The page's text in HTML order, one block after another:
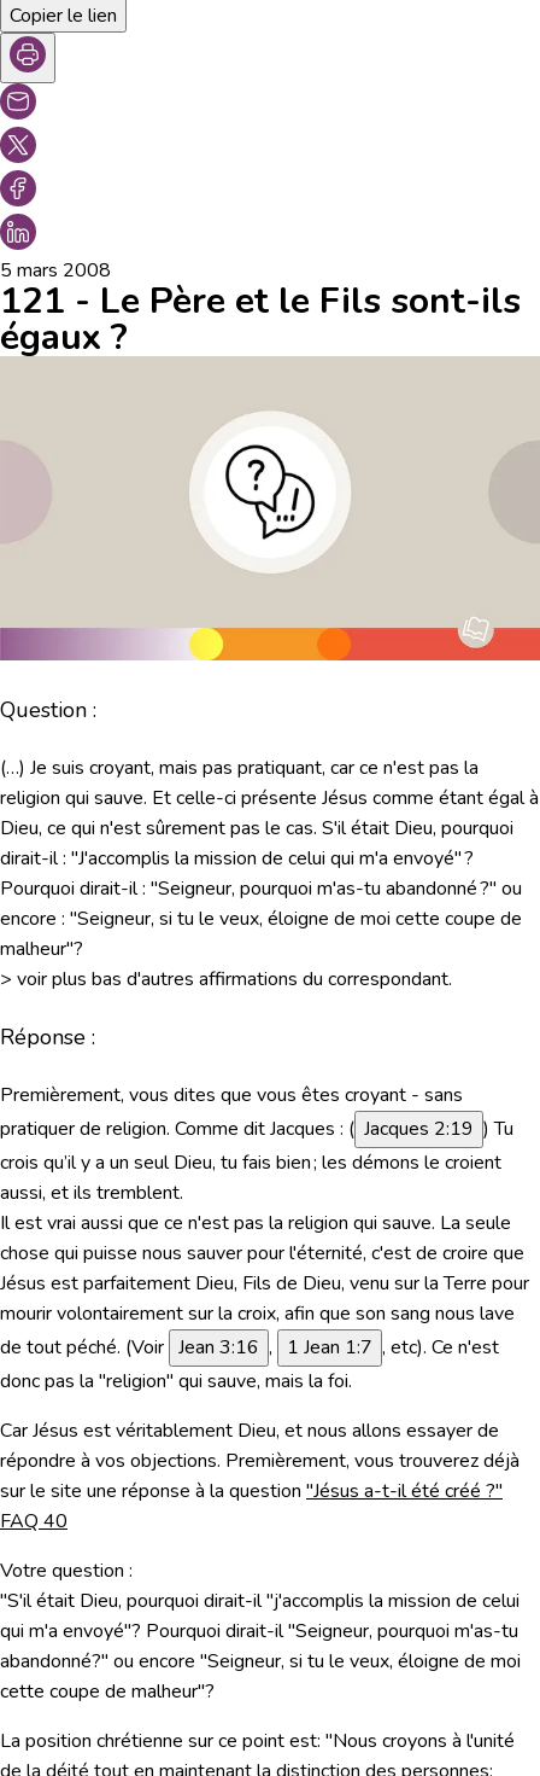
Copier le lien
5 mars 2008
121 - Le Père et le Fils sont-ils
égaux ?
Question :
(…) Je suis croyant, mais pas pratiquant, car ce n'est pas la
religion qui sauve. Et celle-ci présente Jésus comme étant égal à
Dieu, ce qui n'est sûrement pas le cas. S'il était Dieu, pourquoi
dirait-il : "J'accomplis la mission de celui qui m'a envoyé" ?
Pourquoi dirait-il : "Seigneur, pourquoi m'as-tu abandonné ?" ou
encore : "Seigneur, si tu le veux, éloigne de moi cette coupe de
malheur"?
> voir plus bas d'autres affirmations du correspondant.
Réponse :
Premièrement, vous dites que vous êtes croyant - sans
pratiquer de religion. Comme dit Jacques : ( Jacques 2:19 )Tu
crois qu’il y a un seul Dieu, tu fais bien ; les démons le croient
aussi, et ils tremblent.
Il est vrai aussi que ce n'est pas la religion qui sauve. La seule
chose qui puisse nous sauver pour l'éternité, c'est de croire que
Jésus est parfaitement Dieu, Fils de Dieu, venu sur la Terre pour
mourir volontairement sur la croix, afin que son sang nous lave
de tout péché. (Voir Jean 3:16 , 1 Jean 1:7 , etc). Ce n'est
donc pas la "religion" qui sauve, mais la foi.
Car Jésus est véritablement Dieu, et nous allons essayer de
répondre à vos objections. Premièrement, vous trouverez déjà
sur le site une réponse à la question "Jésus a-t-il été créé ?"
FAQ 40
Votre question :
"S'il était Dieu, pourquoi dirait-il "j'accomplis la mission de celui
qui m'a envoyé"? Pourquoi dirait-il "Seigneur, pourquoi m'as-tu
abandonné?" ou encore "Seigneur, si tu le veux, éloigne de moi
cette coupe de malheur"?
La position chrétienne sur ce point est: "Nous croyons à l'unité